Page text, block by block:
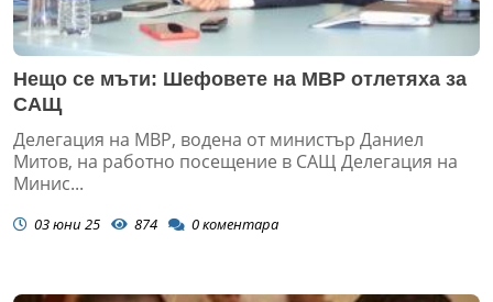
Нещо се мъти: Шефовете на МВР отлетяха за
САЩ
Делегация на МВР, водена от министър Даниел
Митов, на работно посещение в САЩ Делегация на
Минис...
03 юни 25 874 0коментара